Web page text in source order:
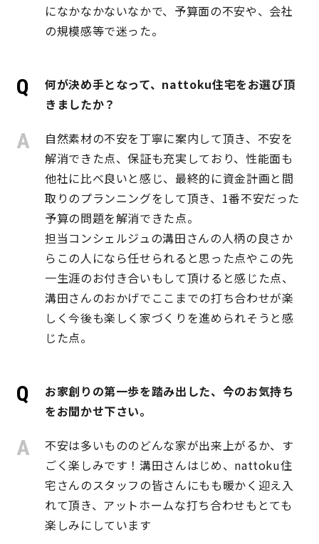
身体に優しい自然素材の家
徹底したコストダウンの追求
頑丈で長持ちの外壁
2030年の省エネ基準住宅
100年点検住宅
快適な室内環境へのこだわり
生涯続く安心のアフターフォロー
ラインナップ
最響の家
Groovin’
nattoku住宅25周年記念モデル
Glass Arts
になかなかないなかで、予算面の不安や、会社
の規模感等で迷った。
何が決め手となって、nattoku住宅をお選び頂
きましたか？
自然素材の不安を丁寧に案内して頂き、不安を
解消できた点、保証も充実しており、性能面も
他社に比べ良いと感じ、最終的に資金計画と間
取りのプランニングをして頂き、1番不安だった
予算の問題を解消できた点。
担当コンシェルジュの溝田さんの人柄の良さか
らこの人になら任せられると思った点やこの先
一生涯のお付き合いもして頂けると感じた点、
溝田さんのおかげでここまでの打ち合わせが楽
しく今後も楽しく家づくりを進められそうと感
じた点。
お家創りの第一歩を踏み出した、今のお気持ち
をお聞かせ下さい。
不安は多いもののどんな家が出来上がるか、す
ごく楽しみです！溝田さんはじめ、nattoku住
宅さんのスタッフの皆さんにもも暖かく迎え入
れて頂き、アットホームな打ち合わせもとても
楽しみにしています